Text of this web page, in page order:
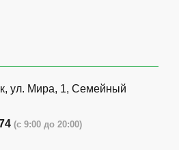
ул. Мира, 1, Семейный
(с 9:00 до 20:00)